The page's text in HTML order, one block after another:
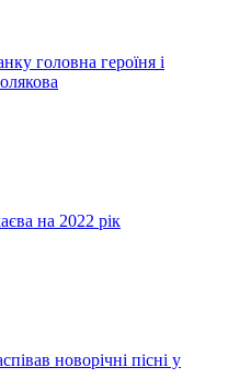
головна героїня і
на 2022 рік
новорічні пісні у